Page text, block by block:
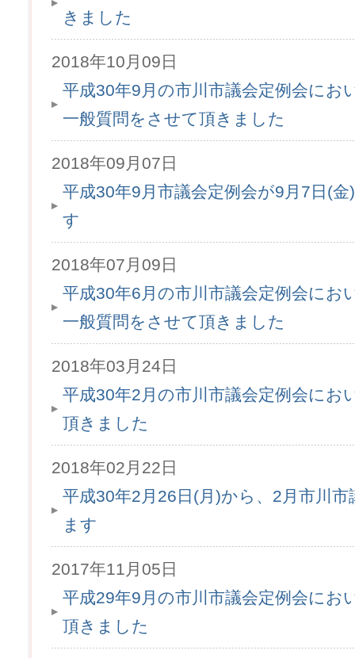
きました
2018年10月09日
平成30年9月の市川市議会定例会にお
一般質問をさせて頂きました
2018年09月07日
平成30年9月市議会定例会が9月7日(
す
2018年07月09日
平成30年6月の市川市議会定例会にお
一般質問をさせて頂きました
2018年03月24日
平成30年2月の市川市議会定例会にお
頂きました
2018年02月22日
平成30年2月26日(月)から、2月市川
ます
2017年11月05日
平成29年9月の市川市議会定例会にお
頂きました